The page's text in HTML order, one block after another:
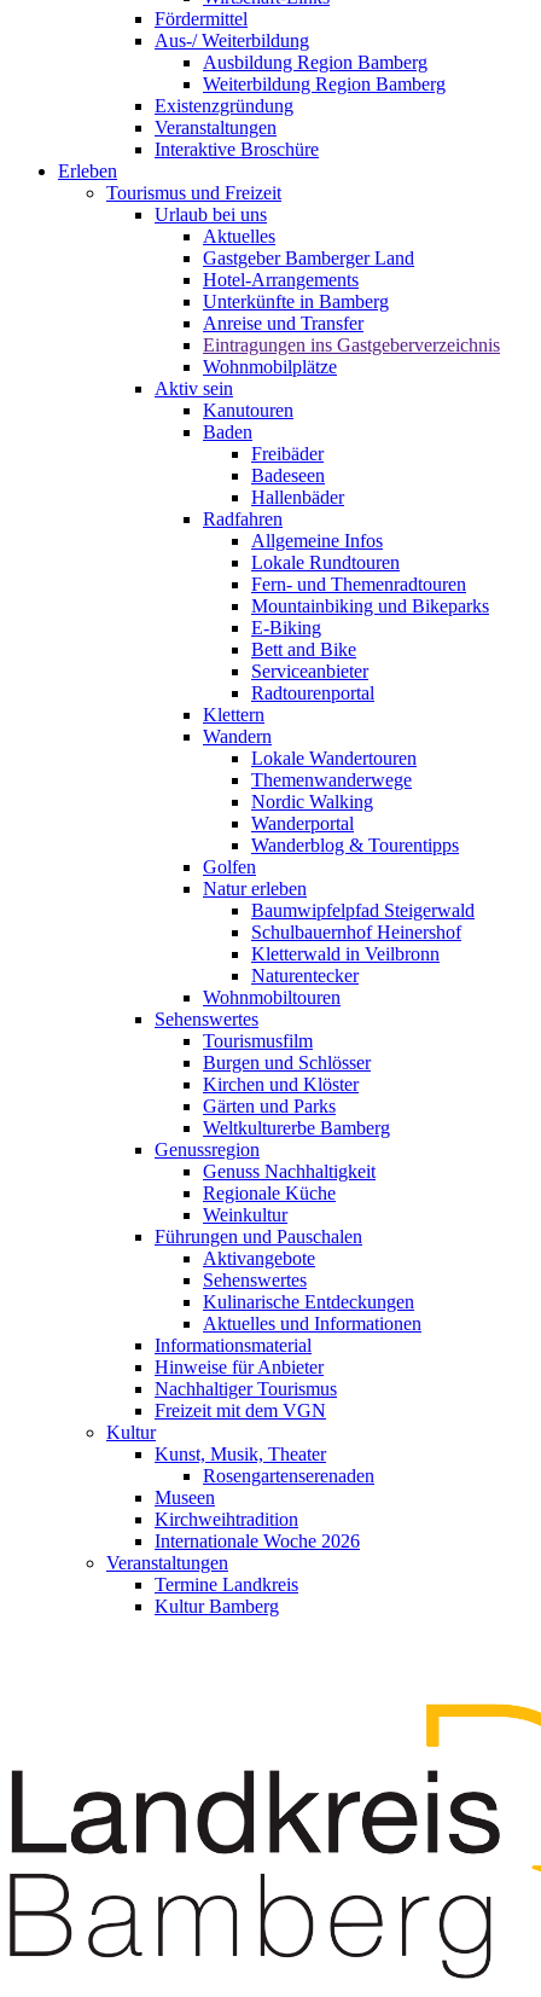
Fördermittel
Aus-/ Weiterbildung
Ausbildung Region Bamberg
Weiterbildung Region Bamberg
Existenzgründung
Veranstaltungen
Interaktive Broschüre
Erleben
Tourismus und Freizeit
Urlaub bei uns
Aktuelles
Gastgeber Bamberger Land
Hotel-Arrangements
Unterkünfte in Bamberg
Anreise und Transfer
Eintragungen ins Gastgeberverzeichnis
Wohnmobilplätze
Aktiv sein
Kanutouren
Baden
Freibäder
Badeseen
Hallenbäder
Radfahren
Allgemeine Infos
Lokale Rundtouren
Fern- und Themenradtouren
Mountainbiking und Bikeparks
E-Biking
Bett and Bike
Serviceanbieter
Radtourenportal
Klettern
Wandern
Lokale Wandertouren
Themenwanderwege
Nordic Walking
Wanderportal
Wanderblog & Tourentipps
Golfen
Natur erleben
Baumwipfelpfad Steigerwald
Schulbauernhof Heinershof
Kletterwald in Veilbronn
Naturentecker
Wohnmobiltouren
Sehenswertes
Tourismusfilm
Burgen und Schlösser
Kirchen und Klöster
Gärten und Parks
Weltkulturerbe Bamberg
Genussregion
Genuss Nachhaltigkeit
Regionale Küche
Weinkultur
Führungen und Pauschalen
Aktivangebote
Sehenswertes
Kulinarische Entdeckungen
Aktuelles und Informationen
Informationsmaterial
Hinweise für Anbieter
Nachhaltiger Tourismus
Freizeit mit dem VGN
Kultur
Kunst, Musik, Theater
Rosengartenserenaden
Museen
Kirchweihtradition
Internationale Woche 2026
Veranstaltungen
Termine Landkreis
Kultur Bamberg